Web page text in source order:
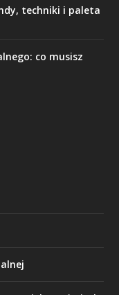
techniki i paleta
co musisz